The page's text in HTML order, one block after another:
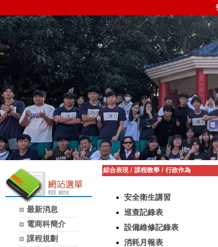
最新消息
電商科簡介
課程規劃
綜合表現/ 課程教學 / 行政作為
安全衛生講習
巡查記錄表
設備維修記錄表
消耗月報表